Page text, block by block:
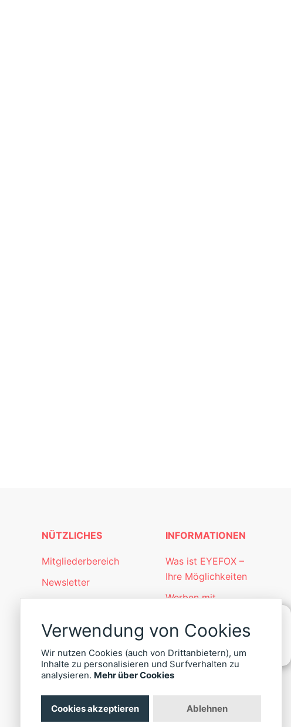
ZU
NÜTZLICHES
Mitgliederbereich
Newsletter
INFORMATIONEN
Was ist EYEFOX –
Ihre Möglichkeiten
Werben mit
Kontakt
Datenschutz
Impressum
Verwendung von Cookies
Wir nutzen Cookies (auch von Drittanbietern), um
Inhalte zu personalisieren und Surfverhalten zu
analysieren. Mehr über Cookies
Cookies akzeptieren Ablehnen